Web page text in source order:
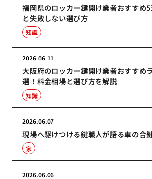
福岡県のロッカー鍵開け業者おすすめ
と失敗しない選び方
知識
大阪府のロッカー鍵開け業者おすすめ
選！料金相場と選び方を解説
2026.06.11
知識
現場へ駆けつける鍵職人が語る車の合
2026.06.07
家
2026.06.06